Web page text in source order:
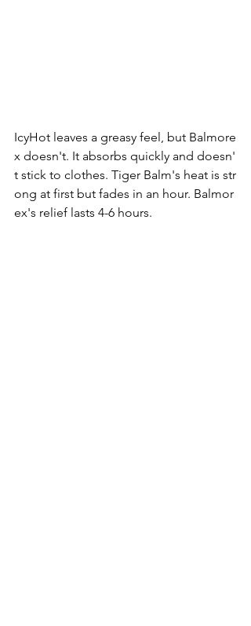
IcyHot leaves a greasy feel, but Balmore
x doesn't. It absorbs quickly and doesn'
t stick to clothes. Tiger Balm's heat is str
ong at first but fades in an hour. Balmor
ex's relief lasts 4-6 hours.